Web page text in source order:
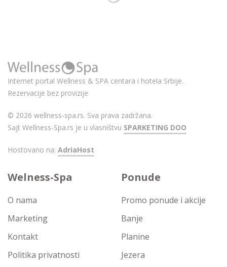
Internet portal Wellness & SPA centara i hotela Srbije.
Rezervacije bez provizije
© 2026 wellness-spa.rs. Sva prava zadržana.
Sajt Wellness-Spa.rs je u vlasništvu SPARKETING DOO
Hostovano na: AdriaHost
Welness-Spa
O nama
Marketing
Kontakt
Politika privatnosti
Ponude
Promo ponude i akcije
Banje
Planine
Jezera